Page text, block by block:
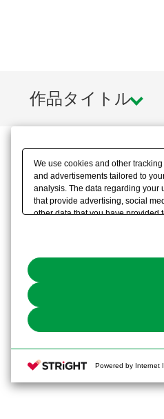
作品タイトル
We use cookies and other
and advertisements tailored to
analysis. The data regarding your
that provide advertising, social
other data that you have provided
the use of all Cookies except for
You can change your consent or
Powered by Internet